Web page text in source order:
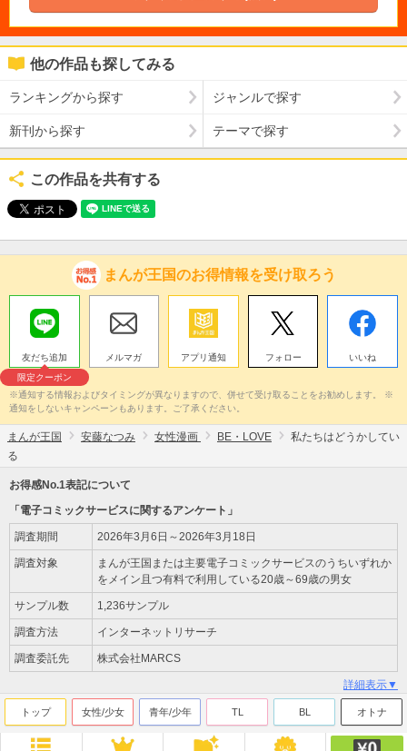
他の作品も探してみる
ランキングから探す ジャンルで探す
新刊から探す テーマで探す
この作品を共有する
まんが王国のお得情報を受け取ろう
友だち追加
限定クーポン
メルマガ アプリ通知 フォロー いいね
※通知する情報およびタイミングが異なりますので、併せて受け取ることをお勧めします。 ※
通知をしないキャンペーンもあります。ご了承ください。
まんが王国 安藤なつみ 女性漫画 BE・LOVE
私たちはどうかしてい
る
お得感No.1表記について
「電子コミックサービスに関するアンケート」
調査期間 2026年3月6日～2026年3月18日
調査対象
まんが王国または主要電子コミックサービスのうちいずれか
をメイン且つ有料で利用している20歳～69歳の男女
サンプル数 1,236サンプル
調査方法 インターネットリサーチ
調査委託先 株式会社MARCS
詳細表示▼
トップ 女性/少女 青年/少年 TL BL オトナ